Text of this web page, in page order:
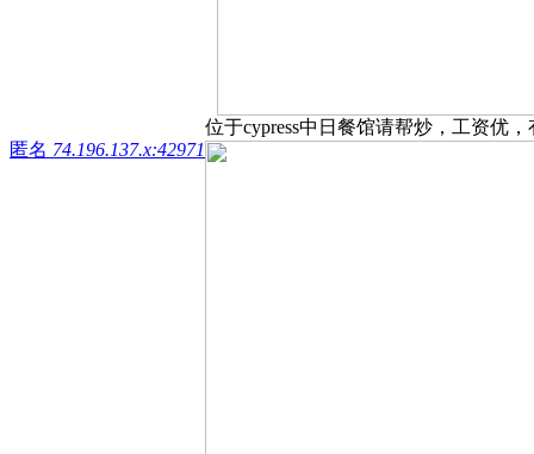
匿名 74.196.137.x:42971
位于cypress中日餐馆请帮炒，工资优